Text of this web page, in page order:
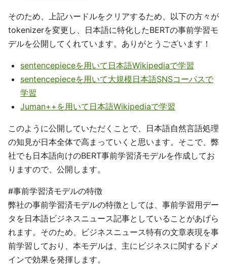
そのため、上記ハードルをクリアするため、以下の方々が
tokenizerを変更し、日本語に特化したBERTの事前学習モ
デルを公開してくれています。ありがとうございます！
sentencepieceを用いて日本語Wikipediaで学習
sentencepieceを用いて大規模日本語SNSコーパスで
学習
Juman++を用いて日本語Wikipediaで学習
このように公開していただくことで、日本語自然言語処理
の知見が日本全体で高まっていくと思います。そこで、弊
社でも日本語向けのBERT事前学習済モデルを作成してお
りますので、公開します。
#事前学習済モデルの特徴
弊社の事前学習済モデルの特徴としては、事前学習用デー
タを日本語ビジネスニュース記事としていることがあげら
れます。そのため、ビジネスニュース特有の文章表現を事
前学習しており、本モデルは、主にビジネスに関するドメ
インで効果を発揮します。